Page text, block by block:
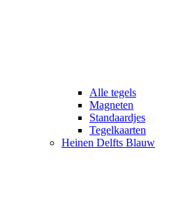
Alle tegels
Magneten
Standaardjes
Tegelkaarten
Heinen Delfts Blauw